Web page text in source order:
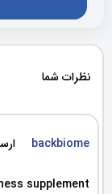
نظرات شما
backbiome
supplement